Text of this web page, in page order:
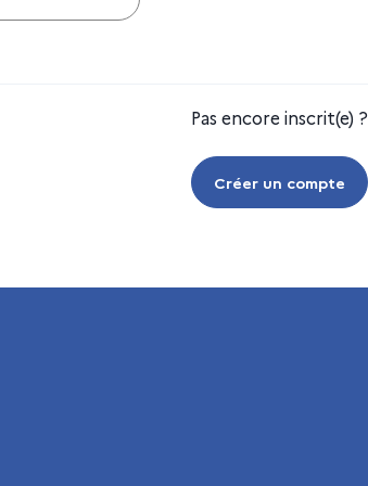
Pas encore inscrit(e) ?
Créer un compte